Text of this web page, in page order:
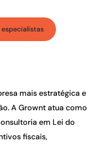
especialistas
mais estratégica e
A Grownt atua como
em Lei do
fiscais,